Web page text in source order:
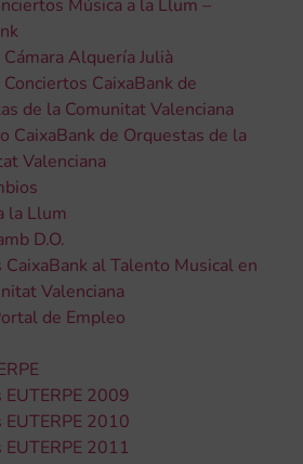
Música a la Llum –
Alquería Julià
CaixaBank de
de la Comunitat Valenciana
CaixaBank de Orquestas de la
Valenciana
la Llum
D.O.
CaixaBank al Talento Musical en
Valenciana
de Empleo
EUTERPE 2009
EUTERPE 2010
2011